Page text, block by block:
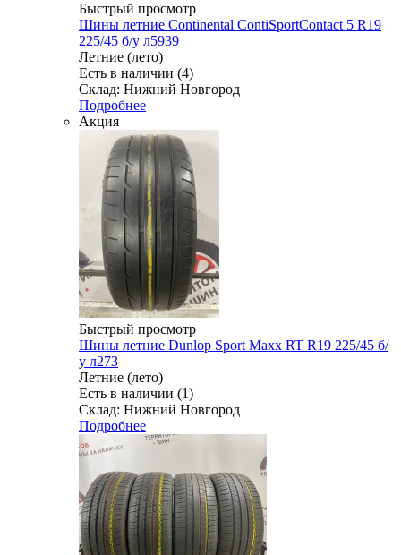
Быстрый просмотр
Шины летние Continental ContiSportContact 5 R19
225/45 б/у л5939
Летние (лето)
Есть в наличии (4)
Склад: Нижний Новгород
Подробнее
Акция
Быстрый просмотр
Шины летние Dunlop Sport Maxx RT R19 225/45 б/
у л273
Летние (лето)
Есть в наличии (1)
Склад: Нижний Новгород
Подробнее